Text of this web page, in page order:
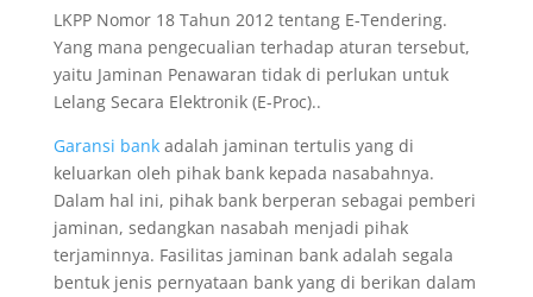
LKPP Nomor 18 Tahun 2012 tentang E-Tendering.
Yang mana pengecualian terhadap aturan tersebut,
yaitu Jaminan Penawaran tidak di perlukan untuk
Lelang Secara Elektronik (E-Proc)..
Garansi bank adalah jaminan tertulis yang di
keluarkan oleh pihak bank kepada nasabahnya.
Dalam hal ini, pihak bank berperan sebagai pemberi
jaminan, sedangkan nasabah menjadi pihak
terjaminnya. Fasilitas jaminan bank adalah segala
bentuk jenis pernyataan bank yang di berikan dalam